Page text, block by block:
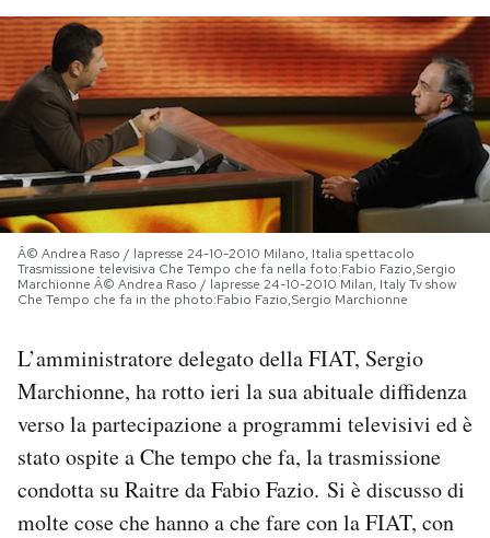
Cultura
Economia
Sport
Europa
Altrecose
Mondiali calcio 2026
PODCAST
NEWSLETTER
SHOP
CALENDARIO
Â© Andrea Raso / lapresse 24-10-2010 Milano, Italia spettacolo
Trasmissione televisiva Che Tempo che fa nella foto:Fabio Fazio,Sergio
Marchionne Â© Andrea Raso / lapresse 24-10-2010 Milan, Italy Tv show
Che Tempo che fa in the photo:Fabio Fazio,Sergio Marchionne
L’amministratore delegato della FIAT, Sergio
Marchionne, ha rotto ieri la sua abituale diffidenza
verso la partecipazione a programmi televisivi ed è
stato ospite a Che tempo che fa, la trasmissione
condotta su Raitre da Fabio Fazio. Si è discusso di
molte cose che hanno a che fare con la FIAT, con